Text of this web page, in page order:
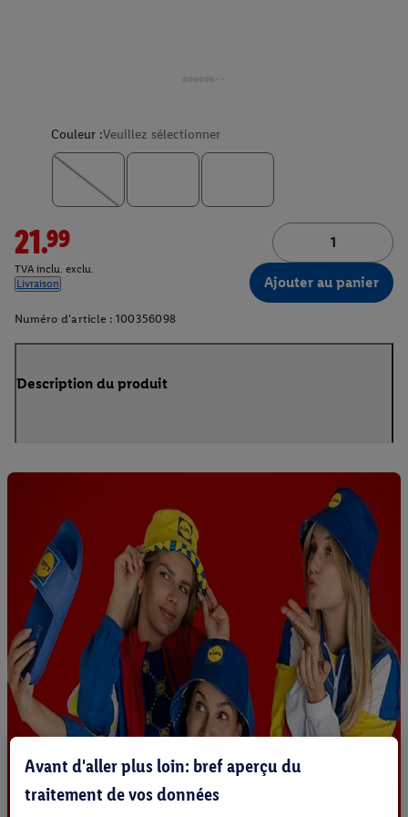
Couleur :Veuillez sélectionner
21.99
TVA inclu. exclu.
Livraison
Ajouter au panier
Numéro d'article : 100356098
Description du produit
Avant d'aller plus loin: bref aperçu du
traitement de vos données